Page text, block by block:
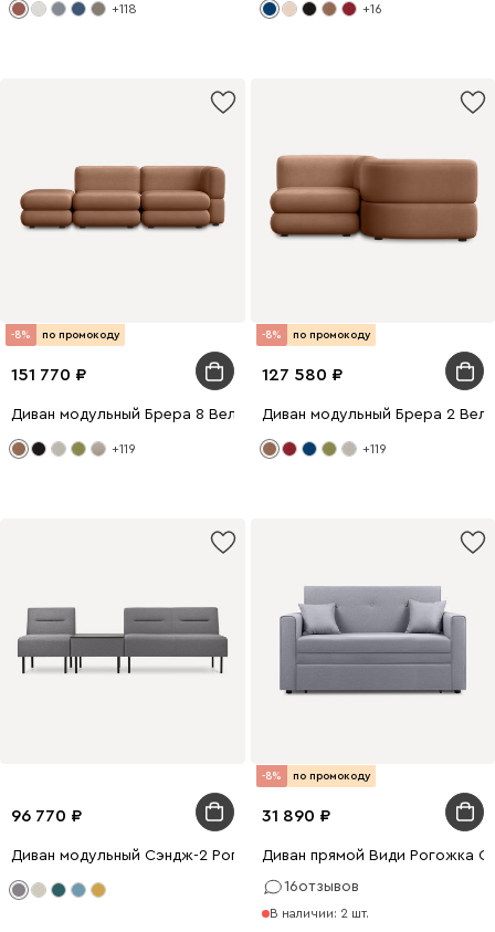
+118 +16
-8% по промокоду
151 770
Диван модульный Брера 8 Велюр Карамельный
+119
-8% по промокоду
127 580
Диван модульный Брера 2
+119
96 770
Диван модульный Сэндж-2 Рогожка Серый
-8% по промокоду
31 890
Диван прямой Види Рогожка
16отзывов
В наличии: 2 шт.